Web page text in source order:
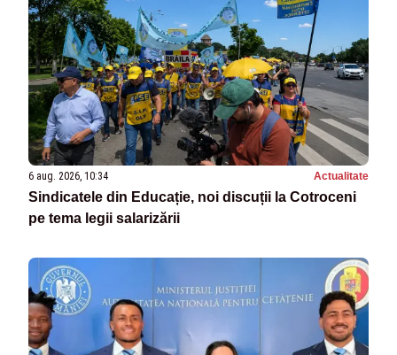
6 aug. 2026, 10:34 Actualitate
Sindicatele din Educație, noi discuții la Cotroceni
pe tema legii salarizării